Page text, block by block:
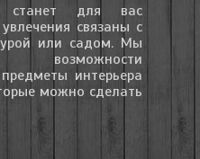
станет для вас
связаны с
или садом. Мы
интерьера
можно сделать